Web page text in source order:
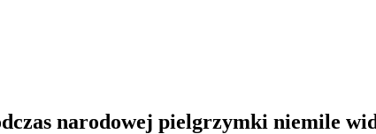
narodowej pielgrzymki niemile